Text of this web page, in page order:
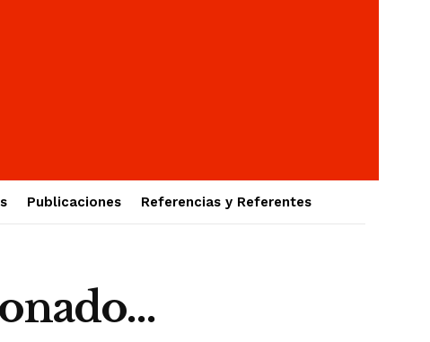
Publicaciones Referencias y Referentes